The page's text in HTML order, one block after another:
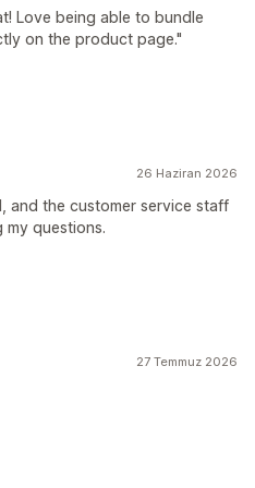
Love being able to bundle
on the product page."
26 Haziran 2026
and the customer service staff
my questions.
27 Temmuz 2026